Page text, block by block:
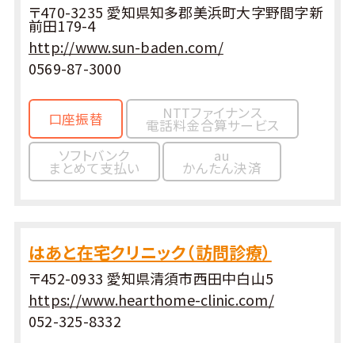
〒470-3235 愛知県知多郡美浜町大字野間字新
前田179-4
http://www.sun-baden.com/
0569-87-3000
口座振替 NTTファイナンス
電話料金合算サービス
ソフトバンク
まとめて支払い
au
かんたん決済
はあと在宅クリニック（訪問診療）
〒452-0933 愛知県清須市西田中白山5
https://www.hearthome-clinic.com/
052-325-8332